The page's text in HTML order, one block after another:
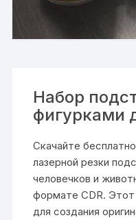
Набор
фигурками
Скачайте
лазерной резки
человечков и
формате CDR.
для создания